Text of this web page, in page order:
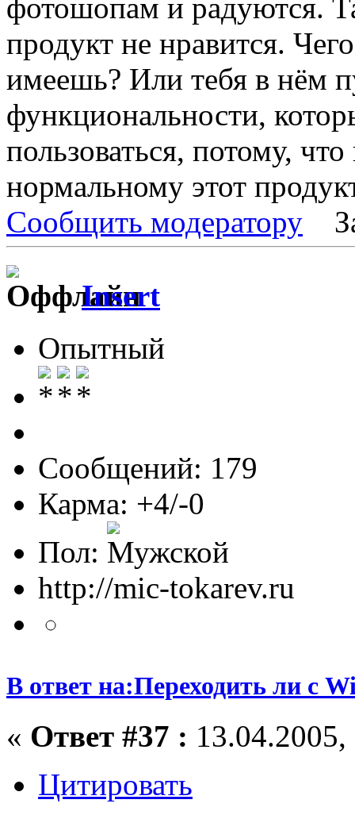
фотошопам и радуются.
продукт не нравится.
имеешь? Или тебя в нём
функциональности,
пользоваться, потому,
нормальному этот
Сообщить модератору
Insert
Опытный
Сообщений: 179
Карма: +4/-0
Пол:
http://mic-tokarev.ru
В ответ на:Переходить ли с
« Ответ #37 :
Цитировать